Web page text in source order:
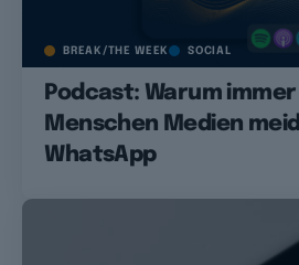
BREAK/THE WEEK SOCIAL
Podcast: Warum
Menschen Medien
WhatsApp